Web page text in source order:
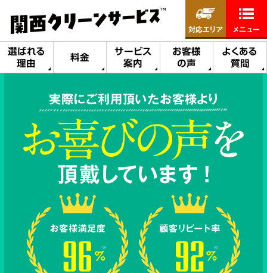
選ばれる
理由
料金
サービス
案内
お客様
の声
よくある
質問
対応エリア メニュー
実際にご利用頂いたお客様より